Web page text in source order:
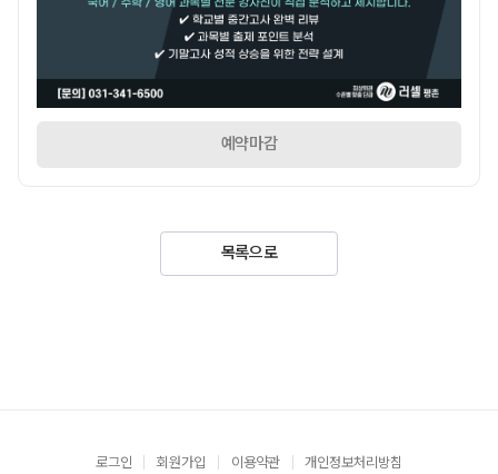
예약마감
목록으로
로그인 회원가입 이용약관 개인정보처리방침